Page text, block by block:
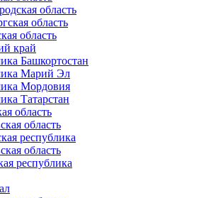
область
область
область
край
Башкортостан
Марий Эл
Мордовия
Татарстан
область
область
республика
область
республика